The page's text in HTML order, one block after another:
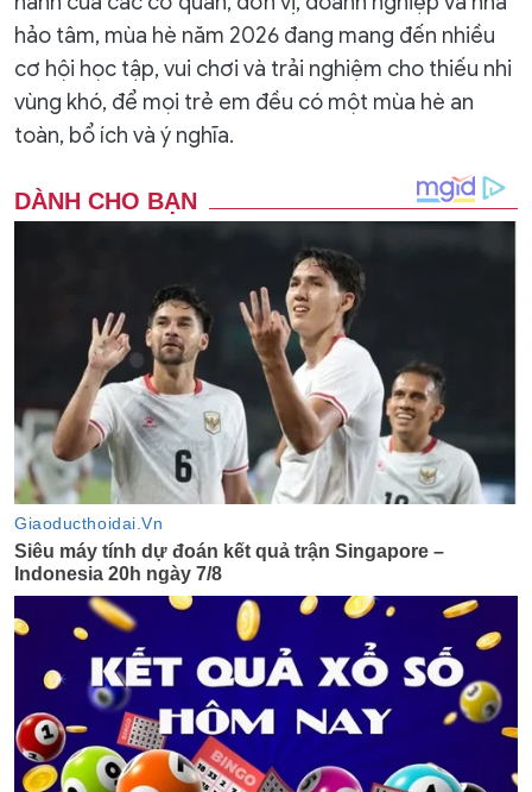
hảo tâm, mùa hè năm 2026 đang mang đến nhiều
cơ hội học tập, vui chơi và trải nghiệm cho thiếu nhi
vùng khó, để mọi trẻ em đều có một mùa hè an
toàn, bổ ích và ý nghĩa.